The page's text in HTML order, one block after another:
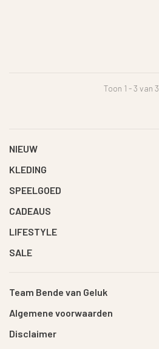
Toon 1 - 3 van 3
NIEUW
KLEDING
SPEELGOED
CADEAUS
LIFESTYLE
SALE
Team Bende van Geluk
Algemene voorwaarden
Disclaimer